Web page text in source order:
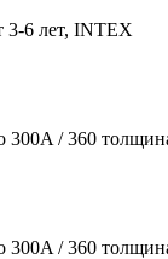
3-6 лет, INTEX
/ 360
/ 360